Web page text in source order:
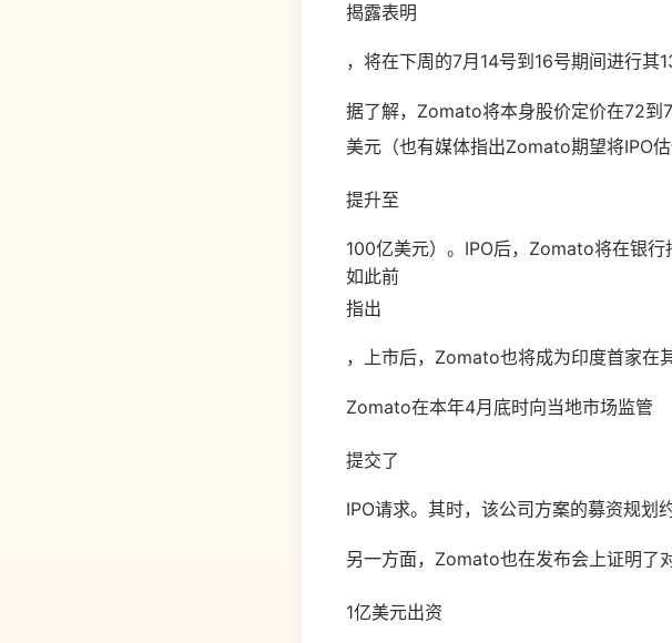
揭露表明
，将在下周的7月14号到16号期间进行其
据了解，Zomato将本身股价定价在72到
美元（也有媒体指出Zomato期望将IPO
提升至
100亿美元）。IPO后，Zomato将在银行
如此前
指出
，上市后，Zomato也将成为印度首家在
Zomato在本年4月底时向当地市场监管
提交了
IPO请求。其时，该公司方案的募资规划
另一方面，Zomato也在发布会上证明了
1亿美元出资